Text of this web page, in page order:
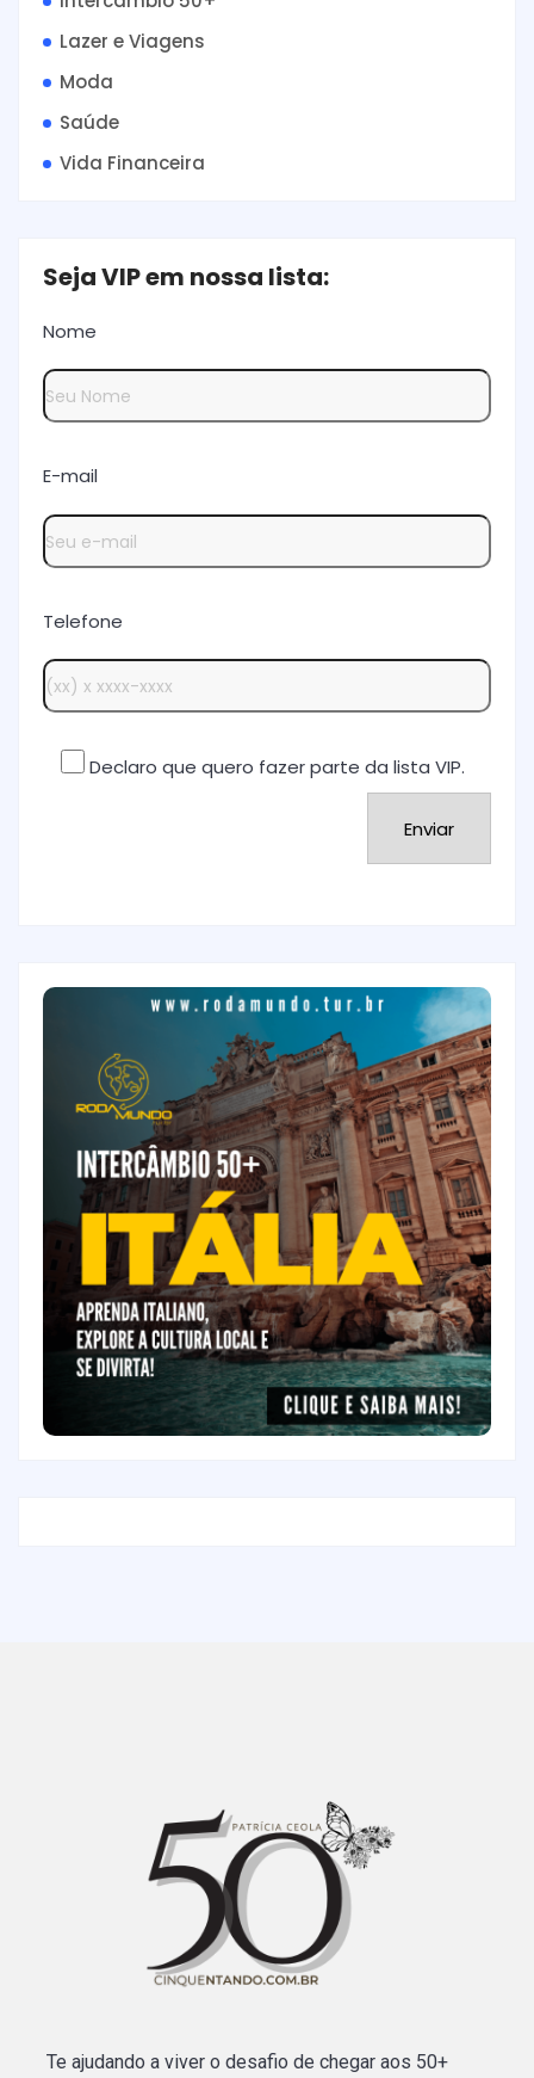
Lazer e Viagens
Moda
Saúde
Vida Financeira
Seja VIP em nossa lista:
Nome
E-mail
Telefone
Declaro que quero fazer parte da lista VIP.
Te ajudando a viver o desafio de chegar aos 50+